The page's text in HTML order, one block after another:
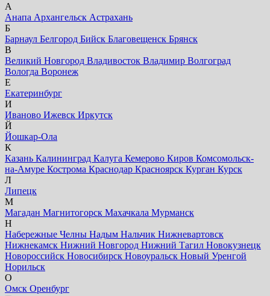
А
Анапа Архангельск Астрахань
Б
Барнаул Белгород Бийск Благовещенск Брянск
В
Великий Новгород Владивосток Владимир Волгоград
Вологда Воронеж
Е
Екатеринбург
И
Иваново Ижевск Иркутск
Й
Йошкар-Ола
К
Казань Калининград Калуга Кемерово Киров Комсомольск-
на-Амуре Кострома Краснодар Красноярск Курган Курск
Л
Липецк
М
Магадан Магнитогорск Махачкала Мурманск
Н
Набережные Челны Надым Нальчик Нижневартовск
Нижнекамск Нижний Новгород Нижний Тагил Новокузнецк
Новороссийск Новосибирск Новоуральск Новый Уренгой
Норильск
О
Омск Оренбург